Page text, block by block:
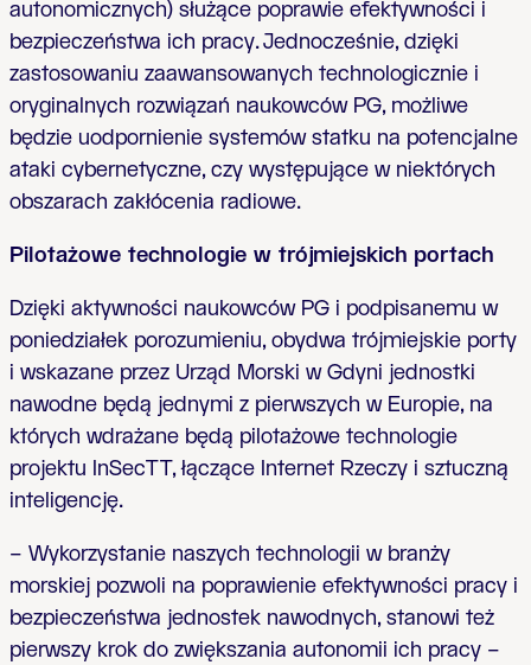
autonomicznych) służące poprawie efektywności i
bezpieczeństwa ich pracy. Jednocześnie, dzięki
zastosowaniu zaawansowanych technologicznie i
oryginalnych rozwiązań naukowców PG, możliwe
będzie uodpornienie systemów statku na potencjalne
ataki cybernetyczne, czy występujące w niektórych
obszarach zakłócenia radiowe.
Pilotażowe technologie w trójmiejskich portach
Dzięki aktywności naukowców PG i podpisanemu w
poniedziałek porozumieniu, obydwa trójmiejskie porty
i wskazane przez Urząd Morski w Gdyni jednostki
nawodne będą jednymi z pierwszych w Europie, na
których wdrażane będą pilotażowe technologie
projektu InSecTT, łączące Internet Rzeczy i sztuczną
inteligencję.
– Wykorzystanie naszych technologii w branży
morskiej pozwoli na poprawienie efektywności pracy i
bezpieczeństwa jednostek nawodnych, stanowi też
pierwszy krok do zwiększania autonomii ich pracy –